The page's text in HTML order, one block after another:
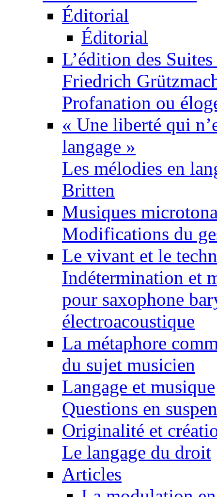
Éditorial
Éditorial
L’édition des
Friedrich
Profanation ou
« Une liberté qui
langage »
Les mélodies en
Britten
Musiques
Modifications du
Le vivant et le
Indétermination et
pour saxophone
électroacoustique
La métaphore
du sujet musicien
Langage et musique
Questions en
Originalité et
Le langage du droit
Articles